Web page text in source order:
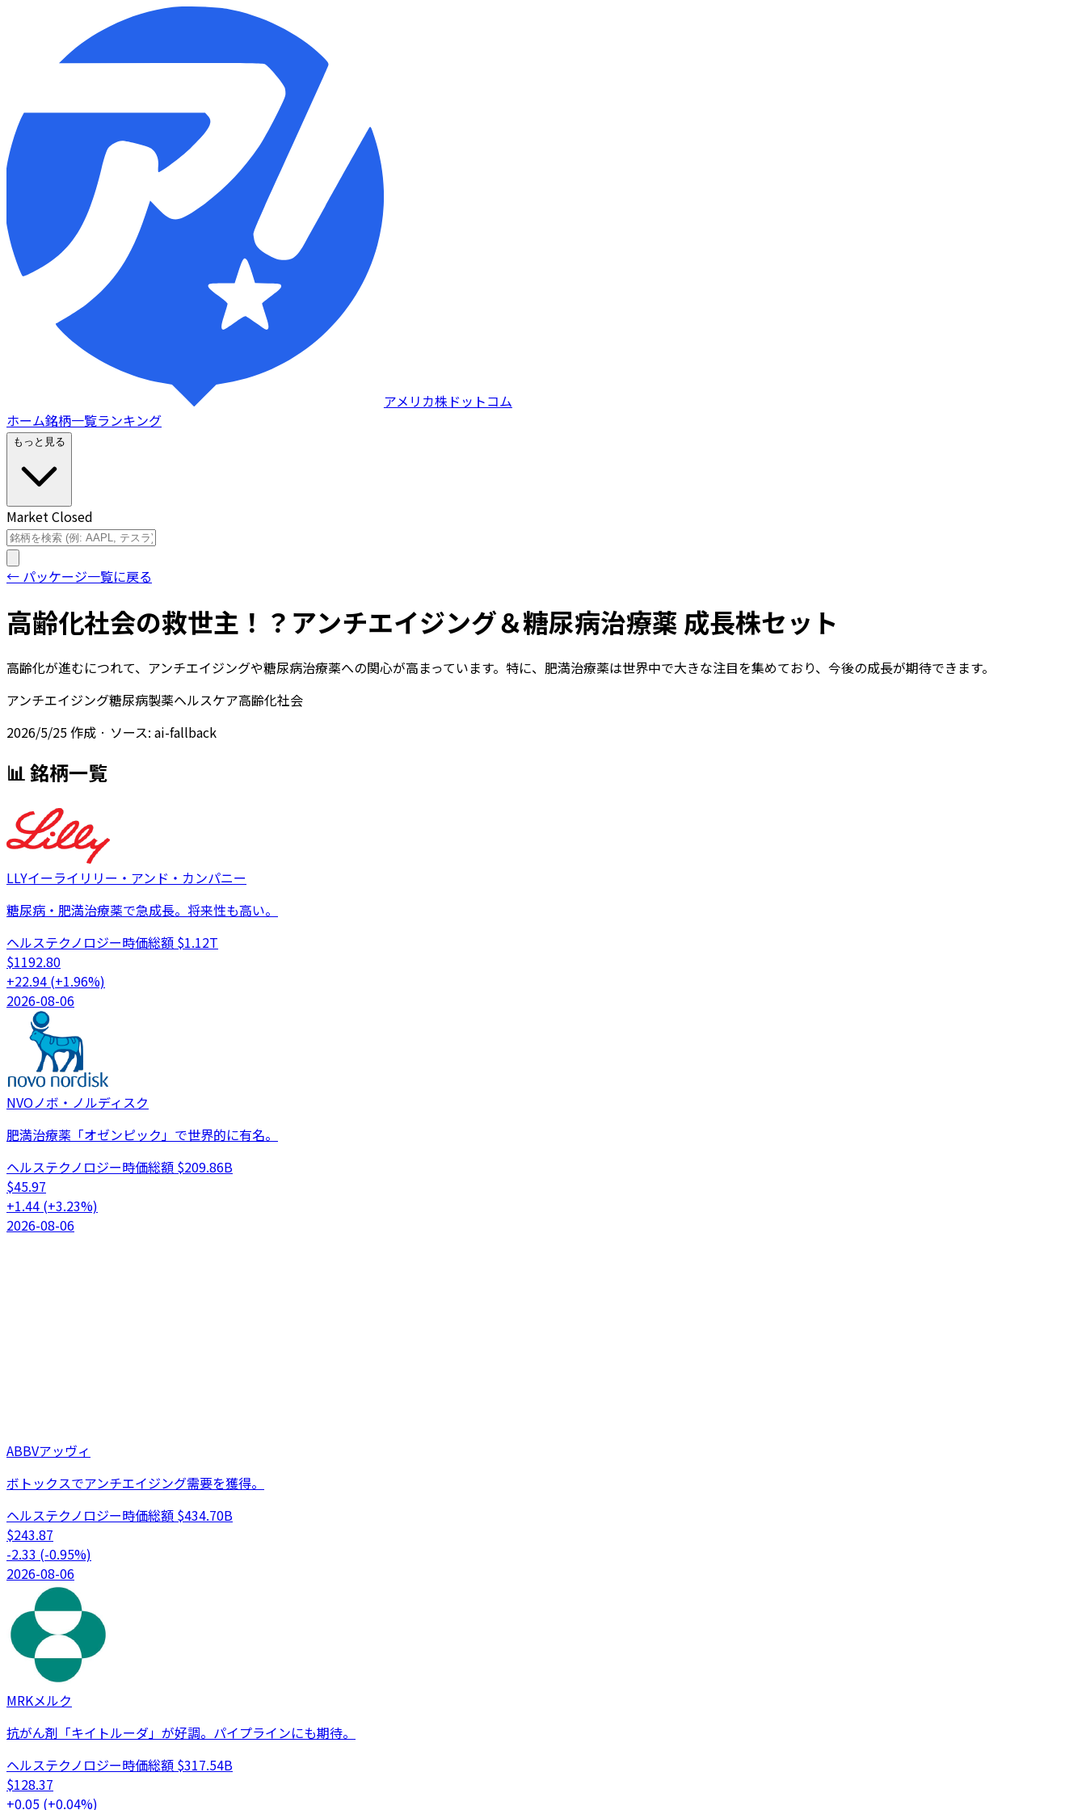
アメリカ株ドットコム
ホーム銘柄一覧ランキング
もっと見る
Market Closed
← パッケージ一覧に戻る
高齢化社会の救世主！？アンチエイジング＆糖尿病治療薬 成長株セット
高齢化が進むにつれて、アンチエイジングや糖尿病治療薬への関心が高まっています。特に、肥満治療薬は世界中で大きな注目を集めており、今後の成長が期待できます。
アンチエイジング糖尿病製薬ヘルスケア高齢化社会
2026/5/25作成 · ソース: ai-fallback
📊 銘柄一覧
LLYイーライリリー・アンド・カンパニー
糖尿病・肥満治療薬で急成長。将来性も高い。
ヘルステクノロジー時価総額 $1.12T
$1192.80
+22.94 (+1.96%)
2026-08-06
NVOノボ・ノルディスク
肥満治療薬「オゼンピック」で世界的に有名。
ヘルステクノロジー時価総額 $209.86B
$45.97
+1.44 (+3.23%)
2026-08-06
ABBVアッヴィ
ボトックスでアンチエイジング需要を獲得。
ヘルステクノロジー時価総額 $434.70B
$243.87
-2.33 (-0.95%)
2026-08-06
MRKメルク
抗がん剤「キイトルーダ」が好調。パイプラインにも期待。
ヘルステクノロジー時価総額 $317.54B
$128.37
+0.05 (+0.04%)